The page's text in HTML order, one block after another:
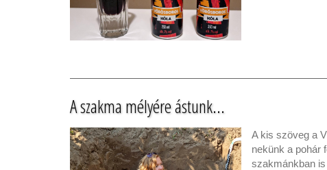
A szakma mélyére ástunk...
A kis szöveg a
nekünk a pohár
szakmánkban